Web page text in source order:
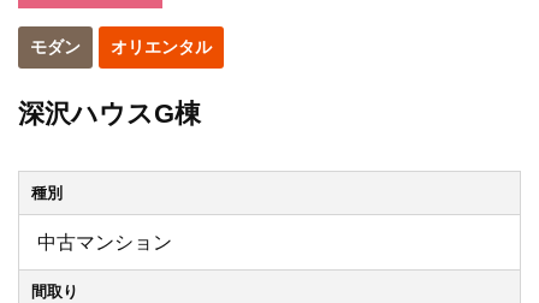
モダン オリエンタル
深沢ハウスG棟
種別
中古マンション
間取り